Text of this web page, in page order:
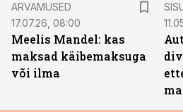
ARVAMUSED
17.07.26, 08:00
Meelis Mandel: kas
maksad käibemaksuga
või ilma